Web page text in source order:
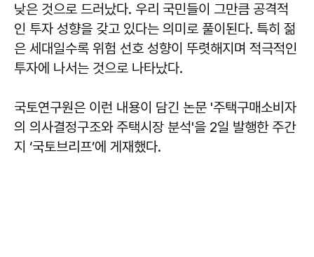
낮은 것으로 드러났다. 우리 국민들이 그만큼 공격적
인 투자 성향을 갖고 있다는 의미로 풀이된다. 특히 젊
은 세대일수록 위험 선호 성향이 뚜렷해지며 적극적인
투자에 나서는 것으로 나타났다.
국토연구원은 이런 내용이 담긴 논문 '주택구매소비자
의 의사결정구조와 주택시장 분석'을 2일 발행한 주간
지 ‘국토브리프’에 게재했다.